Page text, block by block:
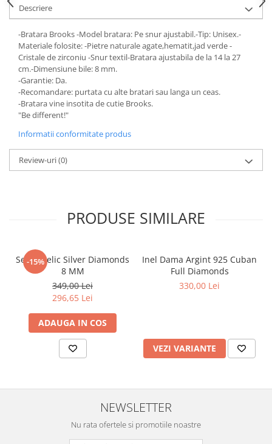
Descriere
-Bratara Brooks -Model bratara: Pe snur ajustabil.-Tip: Unisex.-
Materiale folosite: -Pietre naturale agate,hematit,jad verde -
Cristale de zirconiu -Snur textil-Bratara ajustabila de la 14 la 27
cm.-Dimensiune bile: 8 mm.
-Garantie: Da.
-Recomandare: purtata cu alte bratari sau langa un ceas.
-Bratara vine insotita de cutie Brooks.
"Be different!"
Informatii conformitate produs
Review-uri(0)
PRODUSE SIMILARE
-15%
Set Angelic Silver Diamonds
8 MM
349,00 Lei
296,65 Lei
ADAUGA IN COS
Inel Dama Argint 925 Cuban
Full Diamonds
330,00 Lei
VEZI VARIANTE
NEWSLETTER
Nu rata ofertele si promotiile noastre